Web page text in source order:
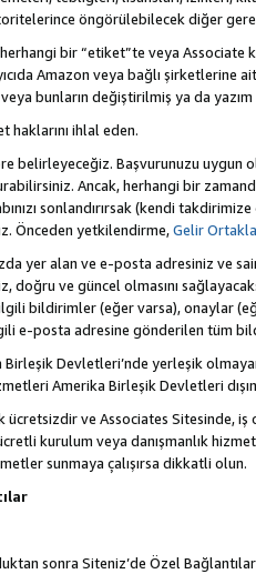
öngörülebilecek diğer
bir “etiket”te veya
Amazon veya bağlı şirketlerine
bunların değiştirilmiş ya da
ihlal eden.
belirleyeceğiz. Başvurunuzu uygun
Ancak, herhangi bir
sonlandırırsak (kendi
Önceden yetkilendirme,Gelir
yer alan ve e-posta adresiniz ve
doğru ve güncel olmasını
bildirimler (eğer varsa), onaylar
e-posta adresine gönderilen tüm
Birleşik Devletleri’nde yerleşik
Amerika Birleşik Devletleri
ücretsizdir ve Associates Sitesinde,
kurulum veya danışmanlık
sunmaya çalışırsa dikkatli olun.
sonra Siteniz’de Özel